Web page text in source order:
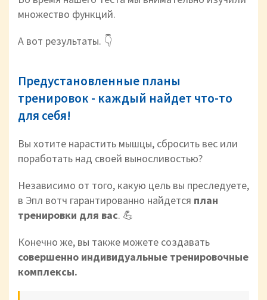
множество функций.
А вот результаты. 👇
Предустановленные планы
тренировок - каждый найдет что-то
для себя!
Вы хотите нарастить мышцы, сбросить вес или
поработать над своей выносливостью?
Независимо от того, какую цель вы преследуете,
в Эпл вотч гарантированно найдется план
тренировки для вас. 💪
Конечно же, вы также можете создавать
совершенно индивидуальные тренировочные
комплексы.